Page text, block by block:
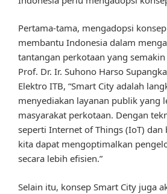
Pertama-tama, mengadopsi
membantu Indonesia dalam
tantangan perkotaan yang
Prof. Dr. Ir. Suhono Harso
Elektro ITB, “Smart City adalah
menyediakan layanan publik yang
masyarakat perkotaan. Dengan
seperti Internet of Things (IoT) dan
kita dapat mengoptimalkan
secara lebih efisien.”
Selain itu, konsep Smart City juga